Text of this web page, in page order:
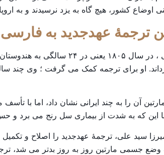
اوضاع کشور، هیچ گاه به یزد نرسیدند و به
ترجمۀ عهدجدید به فارسی
هنری مارتین ، کشیش جوان
او برای ترجمه کمک می گرفت ؛ وی چند
آن را به چند ایرانی نشان داد، اما با
به شدت از بیماری سل رنج می برد و حس می کرد عمرش
سید علی، ترجمۀ عهدجدید را اصلاح و